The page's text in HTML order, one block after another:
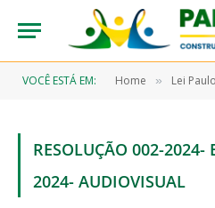
VOCÊ ESTÁ EM: Home » Lei
RESOLUÇÃO 002-2024-
2024- AUDIOVISUAL